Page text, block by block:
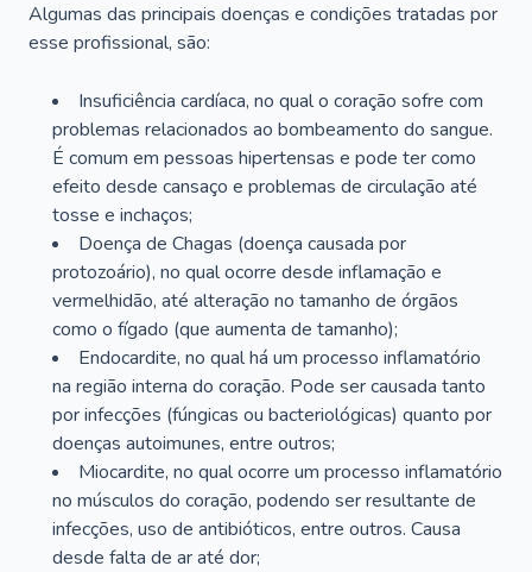
Algumas das principais doenças e condições tratadas por
esse profissional, são:
Insuficiência cardíaca, no qual o coração sofre com
problemas relacionados ao bombeamento do sangue.
É comum em pessoas hipertensas e pode ter como
efeito desde cansaço e problemas de circulação até
tosse e inchaços;
Doença de Chagas (doença causada por
protozoário), no qual ocorre desde inflamação e
vermelhidão, até alteração no tamanho de órgãos
como o fígado (que aumenta de tamanho);
Endocardite, no qual há um processo inflamatório
na região interna do coração. Pode ser causada tanto
por infecções (fúngicas ou bacteriológicas) quanto por
doenças autoimunes, entre outros;
Miocardite, no qual ocorre um processo inflamatório
no músculos do coração, podendo ser resultante de
infecções, uso de antibióticos, entre outros. Causa
desde falta de ar até dor;